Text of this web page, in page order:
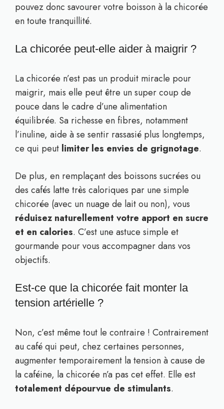
pouvez donc savourer votre boisson à la chicorée
en toute tranquillité.
La chicorée peut-elle aider à maigrir ?
La chicorée n’est pas un produit miracle pour
maigrir, mais elle peut être un super coup de
pouce dans le cadre d’une alimentation
équilibrée. Sa richesse en fibres, notamment
l’inuline, aide à se sentir rassasié plus longtemps,
ce qui peut limiter les envies de grignotage.
De plus, en remplaçant des boissons sucrées ou
des cafés latte très caloriques par une simple
chicorée (avec un nuage de lait ou non), vous
réduisez naturellement votre apport en sucre
et en calories. C’est une astuce simple et
gourmande pour vous accompagner dans vos
objectifs.
Est-ce que la chicorée fait monter la
tension artérielle ?
Non, c’est même tout le contraire ! Contrairement
au café qui peut, chez certaines personnes,
augmenter temporairement la tension à cause de
la caféine, la chicorée n’a pas cet effet. Elle est
totalement dépourvue de stimulants.